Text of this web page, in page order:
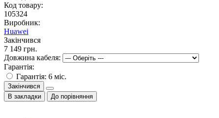
Код товару:
105324
Виробник:
Huawei
Закінчився
7 149 грн.
Довжина кабеля:
Гарантія:
Гарантія: 6 міс.
Закінчився
В закладки
До порівняння